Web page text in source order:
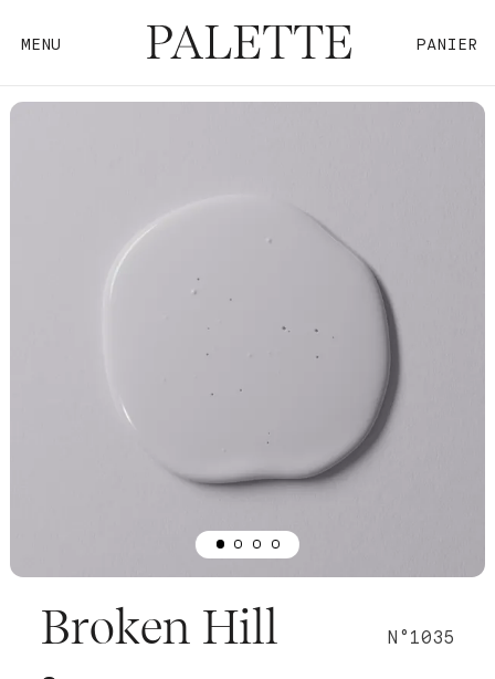
MENU PANIER
Broken Hill N°1035